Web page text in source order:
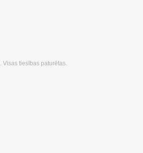
. Visas tiesības paturētas.